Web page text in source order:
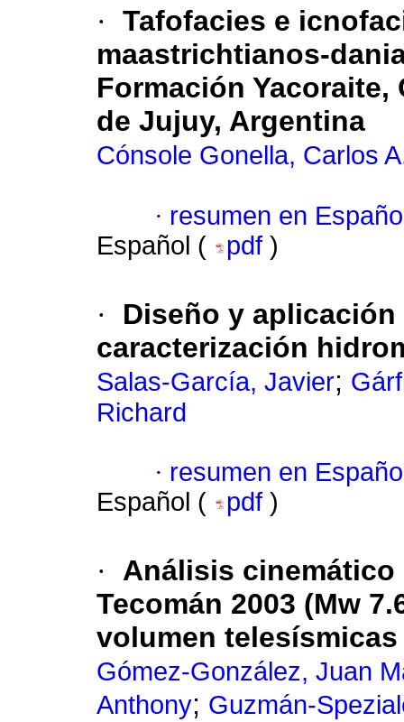
· Tafofacies e
maastrichtianos-
Formación
de Jujuy, Argentina
Cónsole Gonella, Carlos
· resumen en
Español (
pdf )
·
Diseño y
caracterización
Salas-García, Javier;
Richard
· resumen en
Español (
pdf )
·
Análisis
Tecomán 2003 (Mw
volumen telesísmicas
Gómez-González, Juan
Anthony; Guzmán-